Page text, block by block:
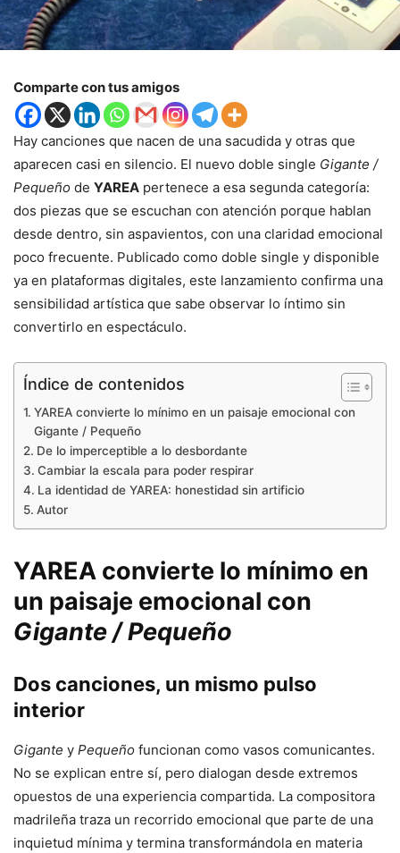
Comparte con tus amigos
Hay canciones que nacen de una sacudida y otras que
aparecen casi en silencio. El nuevo doble single Gigante /
Pequeño de YAREA pertenece a esa segunda categoría:
dos piezas que se escuchan con atención porque hablan
desde dentro, sin aspavientos, con una claridad emocional
poco frecuente. Publicado como doble single y disponible
ya en plataformas digitales, este lanzamiento confirma una
sensibilidad artística que sabe observar lo íntimo sin
convertirlo en espectáculo.
Índice de contenidos
YAREA convierte lo mínimo en un paisaje emocional con
Gigante / Pequeño
De lo imperceptible a lo desbordante
Cambiar la escala para poder respirar
La identidad de YAREA: honestidad sin artificio
Autor
YAREA convierte lo mínimo en
un paisaje emocional con
Gigante / Pequeño
Dos canciones, un mismo pulso
interior
Gigante y Pequeño funcionan como vasos comunicantes.
No se explican entre sí, pero dialogan desde extremos
opuestos de una experiencia compartida. La compositora
madrileña traza un recorrido emocional que parte de una
inquietud mínima y termina transformándola en materia